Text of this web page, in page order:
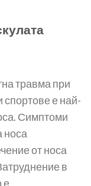
травма при
спортове е най-
Симптоми
носа
от носа
в
е